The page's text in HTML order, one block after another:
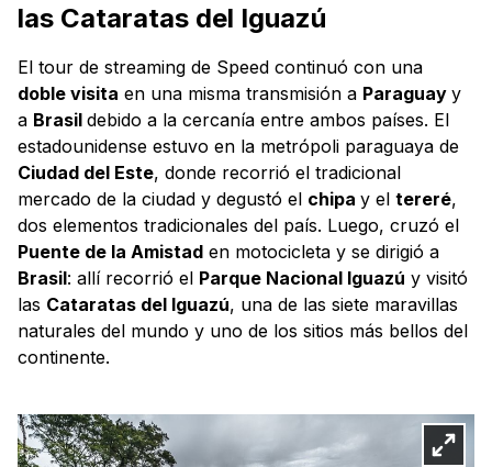
las Cataratas del Iguazú
El tour de streaming de Speed continuó con una
doble visita en una misma transmisión a Paraguay y
a Brasil debido a la cercanía entre ambos países. El
estadounidense estuvo en la metrópoli paraguaya de
Ciudad del Este, donde recorrió el tradicional
mercado de la ciudad y degustó el chipa y el tereré,
dos elementos tradicionales del país. Luego, cruzó el
Puente de la Amistad en motocicleta y se dirigió a
Brasil: allí recorrió el Parque Nacional Iguazú y visitó
las Cataratas del Iguazú, una de las siete maravillas
naturales del mundo y uno de los sitios más bellos del
continente.